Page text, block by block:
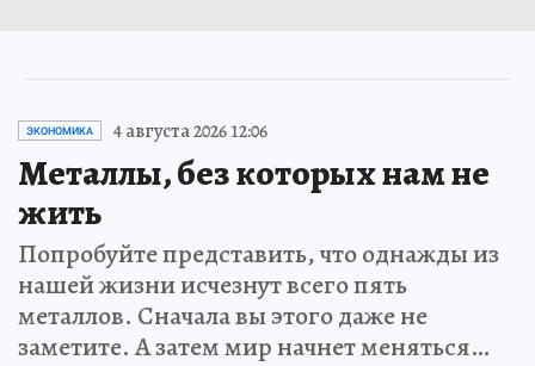
ЭКОНОМИКА 4 августа 2026 12:06
Металлы, без которых нам не
жить
Попробуйте представить, что однажды из
нашей жизни исчезнут всего пять
металлов. Сначала вы этого даже не
заметите. А затем мир начнет меняться…